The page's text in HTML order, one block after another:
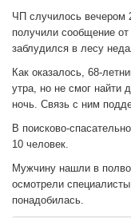
ЧП случилось вечером
получили сообщение
заблудился в лесу
Как оказалось, 68-
утра, но не смог найти
ночь. Связь с ним
В поисково-
10 человек.
Мужчину нашли в
осмотрели
понадобилась.